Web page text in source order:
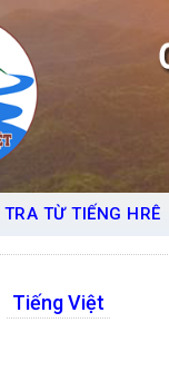
TRA TỪ TIẾNG HRÊ
Tiếng Việt